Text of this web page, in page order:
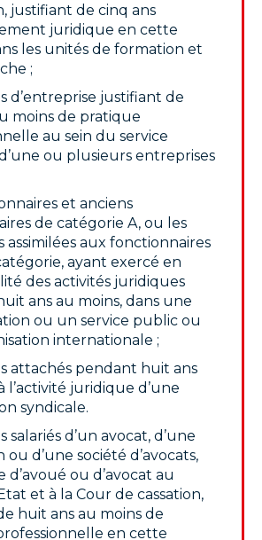
justifiant de cinq ans
juridique en cette
les unités de formation et
;
d’entreprise justifiant de
moins de pratique
au sein du service
ou plusieurs entreprises
et anciens
de catégorie A, ou les
assimilées aux fonctionnaires
ayant exercé en
des activités juridiques
ans au moins, dans une
ou un service public ou
internationale ;
attachés pendant huit ans
l’activité juridique d’une
syndicale.
salariés d’un avocat, d’une
ou d’une société d’avocats,
d’avoué ou d’avocat au
et à la Cour de cassation,
huit ans au moins de
en cette